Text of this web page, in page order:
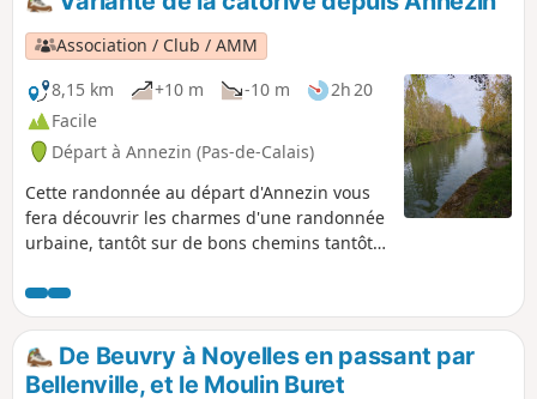
Association / Club / AMM
8,15 km
+10 m -10 m
2h 20
Facile
Départ à Annezin (Pas-de-Calais)
Cette randonnée au départ d'Annezin vous
fera découvrir les charmes d'une randonnée
urbaine, tantôt sur de bons chemins tantôt
traces de l'ancien canal qui, de nos jours,
n'existe plus.
De Beuvry à Noyelles en passant par
Bellenville, et le Moulin Buret